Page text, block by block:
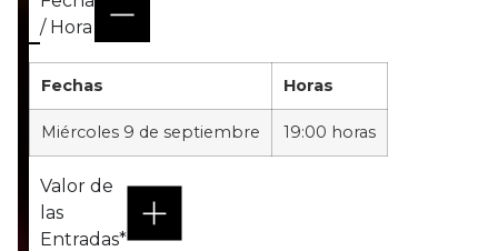
/ Hora
Fechas Horas
Miércoles 9 de septiembre 19:00 horas
Valor de
las
Entradas*